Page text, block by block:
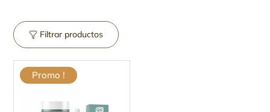
Filtrar productos
Promo !